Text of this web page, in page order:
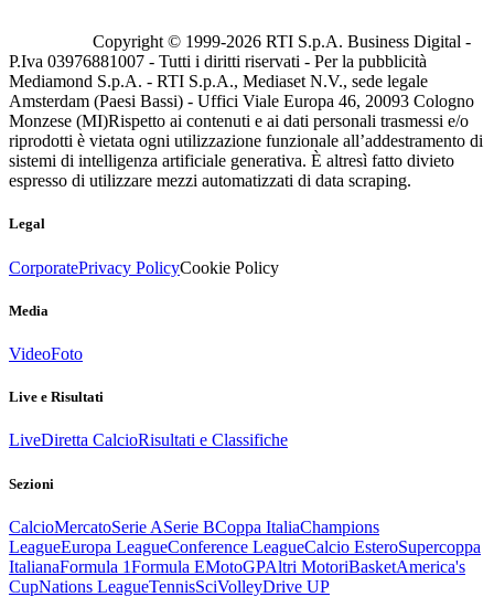
Copyright © 1999-2026 RTI S.p.A. Business Digital -
P.Iva 03976881007 - Tutti i diritti riservati - Per la pubblicità
Mediamond S.p.A. - RTI S.p.A., Mediaset N.V., sede legale
Amsterdam (Paesi Bassi) - Uffici Viale Europa 46, 20093 Cologno
Monzese (MI)Rispetto ai contenuti e ai dati personali trasmessi e/o
riprodotti è vietata ogni utilizzazione funzionale all’addestramento di
sistemi di intelligenza artificiale generativa. È altresì fatto divieto
espresso di utilizzare mezzi automatizzati di data scraping.
Legal
CorporatePrivacy PolicyCookie Policy
Media
VideoFoto
Live e Risultati
LiveDiretta CalcioRisultati e Classifiche
Sezioni
CalcioMercatoSerie ASerie BCoppa ItaliaChampions
LeagueEuropa LeagueConference LeagueCalcio EsteroSupercoppa
ItalianaFormula 1Formula EMotoGPAltri MotoriBasketAmerica's
CupNations LeagueTennisSciVolleyDrive UP